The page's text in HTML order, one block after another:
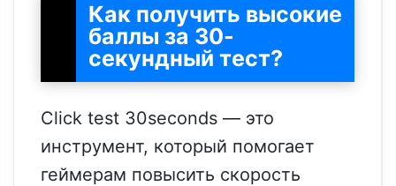
Как получить высокие
баллы за 30-
секундный тест?
Click test 30seconds — это
инструмент, который помогает
геймерам повысить скорость